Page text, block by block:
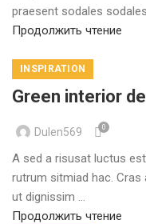
praesent sodales
Продолжить чтение
INSPIRATION
Green interior
Dulen569 0
A sed a risusat luctus
rutrum sitmiad hac. Cras
ut dignissim ...
Продолжить чтение